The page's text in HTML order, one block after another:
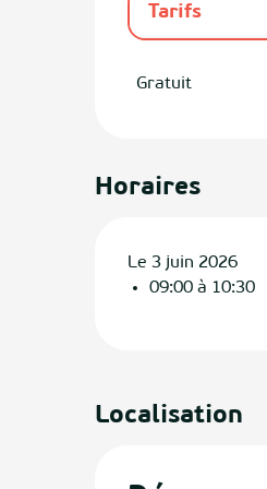
Tarifs
Gratuit
Horaires
Le 3 juin 2026
09:00 à 10:30
Localisation